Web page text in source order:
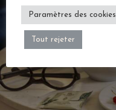
Paramètres des cookies
Tout rejeter